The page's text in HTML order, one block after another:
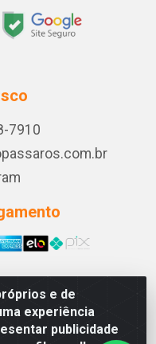
e de
experiência
publicidade
7910
LTDA - RODOVIA BA
BA - CEP 46.880-
0001-90